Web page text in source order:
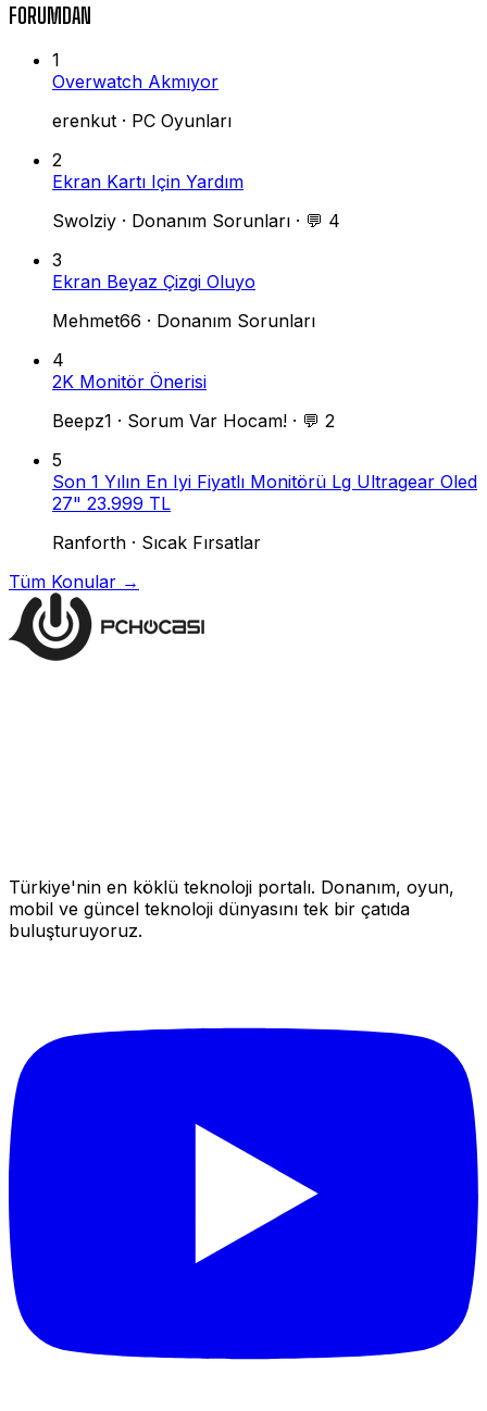
FORUMDAN
1
Overwatch Akmıyor
erenkut · PC Oyunları
2
Ekran Kartı Için Yardım
Swolziy · Donanım Sorunları · 💬 4
3
Ekran Beyaz Çizgi Oluyo
Mehmet66 · Donanım Sorunları
4
2K Monitör Önerisi
Beepz1 · Sorum Var Hocam! · 💬 2
5
Son 1 Yılın En Iyi Fiyatlı Monitörü Lg Ultragear Oled
27" 23.999 TL
Ranforth · Sıcak Fırsatlar
Tüm Konular →
Türkiye'nin en köklü teknoloji portalı. Donanım, oyun,
mobil ve güncel teknoloji dünyasını tek bir çatıda
buluşturuyoruz.